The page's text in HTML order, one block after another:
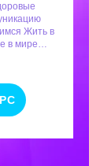
Жить в
в мире…